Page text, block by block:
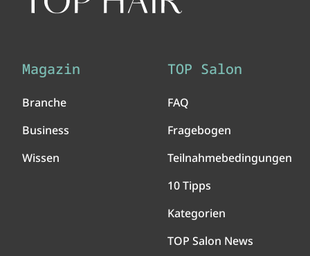
Magazin
Branche
Business
Wissen
TOP Salon
FAQ
Fragebogen
Teilnahmebedingungen
10 Tipps
Kategorien
TOP Salon News